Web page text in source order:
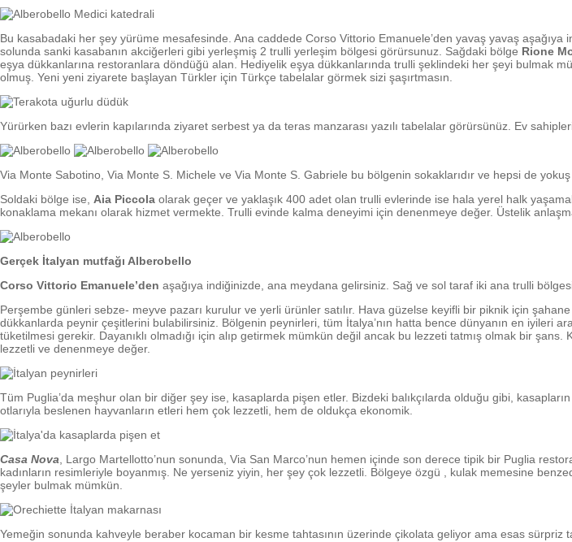
Bu kasabadaki her şey yürüme mesafesinde. Ana caddede Corso Vittorio Emanuele’den yavaş yavaş
solunda sanki kasabanın akciğerleri gibi yerleşmiş 2 trulli yerleşim bölgesi görürsunuz. Sağdaki bölge Rione
eşya dükkanlarına restoranlara döndüğü alan. Hediyelik eşya dükkanlarında trulli şeklindeki her şeyi bulmak
olmuş. Yeni yeni ziyarete başlayan Türkler için Türkçe tabelalar görmek sizi şaşırtmasın.
Yürürken bazı evlerin kapılarında ziyaret serbest ya da teras manzarası yazılı tabelalar görürsünüz. Ev
Via Monte Sabotino, Via Monte S. Michele ve Via Monte S. Gabriele bu bölgenin sokaklarıdır ve hepsi de
Soldaki bölge ise, Aia Piccola olarak geçer ve yaklaşık 400 adet olan trulli evlerinde ise hala yerel halk
konaklama mekanı olarak hizmet vermekte. Trulli evinde kalma deneyimi için denenmeye değer. Üstelik
Gerçek İtalyan mutfağı Alberobello
Corso Vittorio Emanuele’den aşağıya indiğinizde, ana meydana gelirsiniz. Sağ ve sol taraf iki ana trulli
Perşembe günleri sebze- meyve pazarı kurulur ve yerli ürünler satılır. Hava güzelse keyifli bir piknik için
dükkanlarda peynir çeşitlerini bulabilirsiniz. Bölgenin peynirleri, tüm İtalya’nın hatta bence dünyanın en iyileri
tüketilmesi gerekir. Dayanıklı olmadığı için alıp getirmek mümkün değil ancak bu lezzeti tatmış olmak bir
lezzetli ve denenmeye değer.
Tüm Puglia’da meşhur olan bir diğer şey ise, kasaplarda pişen etler. Bizdeki balıkçılarda olduğu gibi,
otlarıyla beslenen hayvanların etleri hem çok lezzetli, hem de oldukça ekonomik.
Casa Nova, Largo Martellotto’nun sonunda, Via San Marco’nun hemen içinde son derece tipik bir Puglia
kadınların resimleriyle boyanmış. Ne yerseniz yiyin, her şey çok lezzetli. Bölgeye özgü , kulak memesine
şeyler bulmak mümkün.
Yemeğin sonunda kahveyle beraber kocaman bir kesme tahtasının üzerinde çikolata geliyor ama esas sürpriz